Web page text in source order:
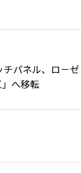
パネル、ロ－
へ移転